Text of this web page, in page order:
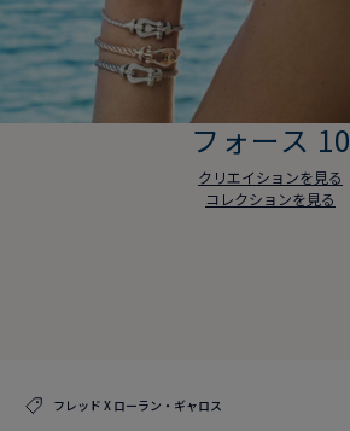
フォース 10
クリエイションを見る
コレクションを見る
フレッド X ローラン・ギャロス